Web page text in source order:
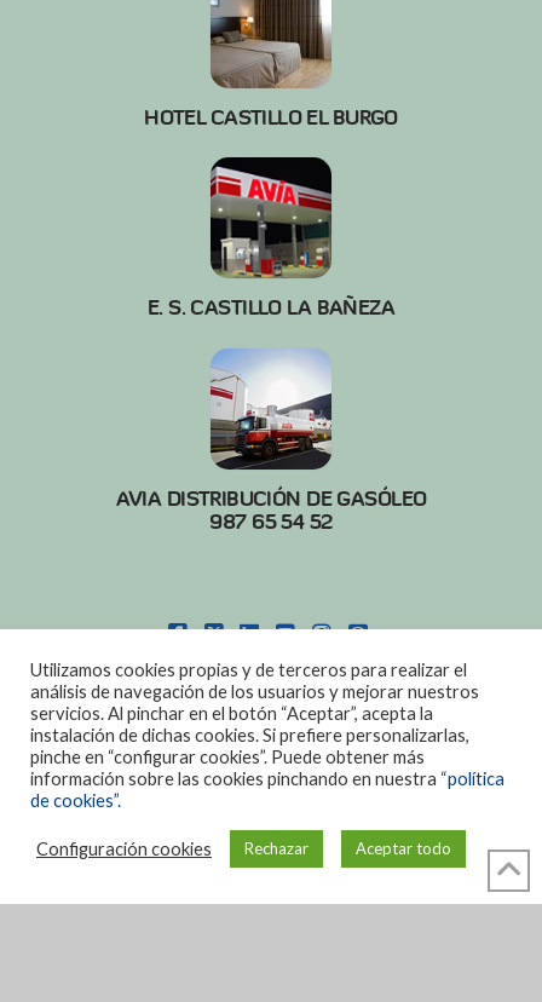
HOTEL CASTILLO EL BURGO
E. S. CASTILLO LA BAÑEZA
AVIA DISTRIBUCIÓN DE GASÓLEO
987 65 54 52
POLITICA DE COOKIES|AVISO LEGAL
DISEÑO: DIAN SISTEMAS
Utilizamos cookies propias y de terceros para realizar el
análisis de navegación de los usuarios y mejorar nuestros
servicios. Al pinchar en el botón “Aceptar”, acepta la
instalación de dichas cookies. Si prefiere personalizarlas,
pinche en “configurar cookies”. Puede obtener más
información sobre las cookies pinchando en nuestra “política
de cookies”.
Configuración cookies Rechazar Aceptar todo